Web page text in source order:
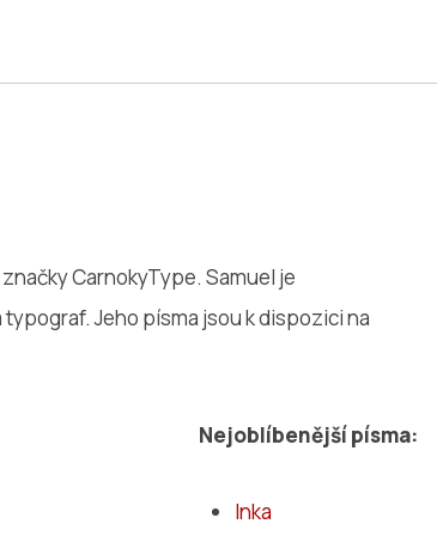
CarnokyType. Samuel je
Jeho písma jsou k dispozici na
Nejoblíbenější písma:
Inka